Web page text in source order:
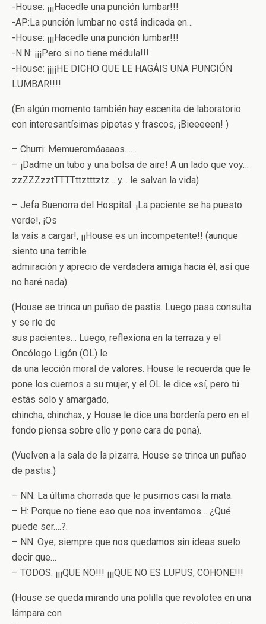
-House: ¡¡¡Hacedle una punción lumbar!!!
-AP:La punción lumbar no está indicada en…
-House: ¡¡¡Hacedle una punción lumbar!!!
-N.N: ¡¡¡Pero si no tiene médula!!!
-House: ¡¡¡¡HE DICHO QUE LE HAGÁIS UNA PUNCIÓN
LUMBAR!!!!
(En algún momento también hay escenita de laboratorio
con interesantísimas pipetas y frascos, ¡Bieeeeen! )
– Churri: Memueromáaaaas……
– ¡Dadme un tubo y una bolsa de aire! A un lado que voy…
zzZZZzztTTTTttztttztz… y… le salvan la vida)
– Jefa Buenorra del Hospital: ¡La paciente se ha puesto
verde!, ¡Os
la vais a cargar!, ¡¡House es un incompetente!! (aunque
siento una terrible
admiración y aprecio de verdadera amiga hacia él, así que
no haré nada).
(House se trinca un puñao de pastis. Luego pasa consulta
y se ríe de
sus pacientes… Luego, reflexiona en la terraza y el
Oncólogo Ligón (OL) le
da una lección moral de valores. House le recuerda que le
pone los cuernos a su mujer, y el OL le dice «sí, pero tú
estás solo y amargado,
chincha, chincha», y House le dice una bordería pero en el
fondo piensa sobre ello y pone cara de pena).
(Vuelven a la sala de la pizarra. House se trinca un puñao
de pastis.)
– NN: La última chorrada que le pusimos casi la mata.
– H: Porque no tiene eso que nos inventamos… ¿Qué
puede ser….?.
– NN: Oye, siempre que nos quedamos sin ideas suelo
decir que…
– TODOS: ¡¡¡QUE NO!!! ¡¡¡QUE NO ES LUPUS, COHONE!!!
(House se queda mirando una polilla que revolotea en una
lámpara con